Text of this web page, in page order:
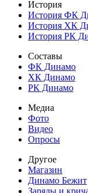
История
История ФК
История ХК
История РК
Составы
ФК Динамо
ХК Динамо
РК Динамо
Медиа
Фото
Видео
Опросы
Другое
Магазин
Динамо Бежит